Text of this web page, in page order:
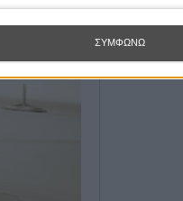
ΣΥΜΦΩΝΩ